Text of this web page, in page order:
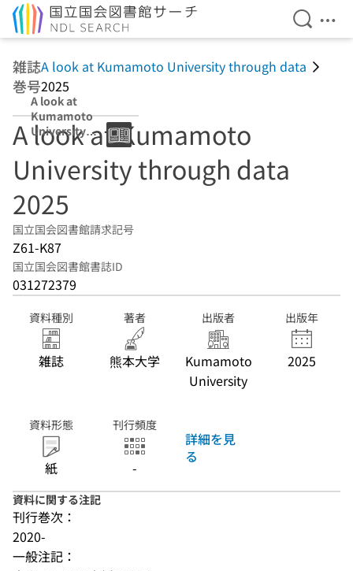
検索を
メ
雑誌A look at Kumamoto University through data
巻号2025
A look at
Kumamoto
University
through data
2025
A look at Kumamoto
University through data
2025
国立国会図書館請求記号
Z61-K87
国立国会図書館書誌ID
031272379
資料種別
雑誌
著者
熊本大学
出版者
Kumamoto
University
出版年
2025
資料形態
紙
刊行頻度
-
詳細を見
る
資料に関する注記
刊行巻次：
2020-
一般注記：